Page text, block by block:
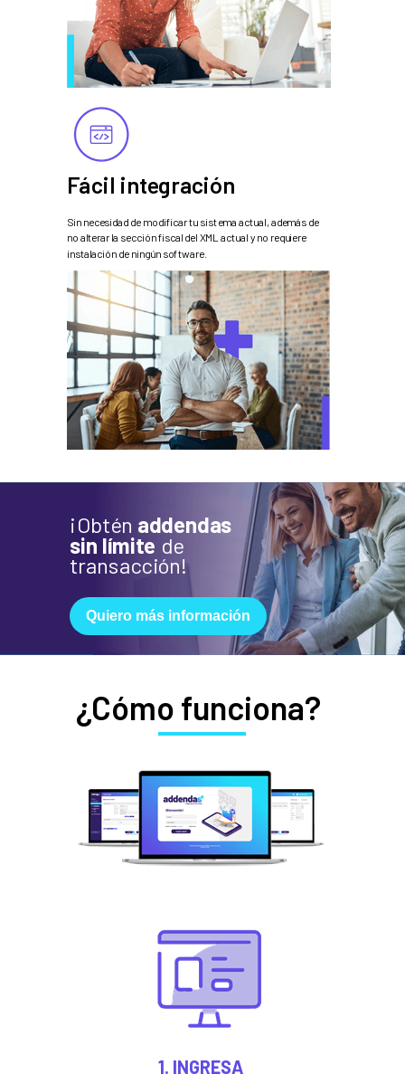
Fácil integración
Sin necesidad de modificar tu sistema actual, además de
no alterar la sección fiscal del XML actual y no requiere
instalación de ningún software.
¿Cómo funciona?
1. INGRESA
Quiero más información
¡Obtén addendas
sin límite de
transacción!